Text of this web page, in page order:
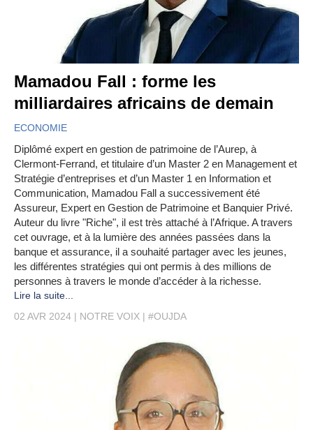
Mamadou Fall : forme les
milliardaires africains de demain
ECONOMIE
Diplômé expert en gestion de patrimoine de l’Aurep, à
Clermont-Ferrand, et titulaire d’un Master 2 en Management et
Stratégie d’entreprises et d’un Master 1 en Information et
Communication, Mamadou Fall a successivement été
Assureur, Expert en Gestion de Patrimoine et Banquier Privé.
Auteur du livre "Riche", il est très attaché à l’Afrique. A travers
cet ouvrage, et à la lumière des années passées dans la
banque et assurance, il a souhaité partager avec les jeunes,
les différentes stratégies qui ont permis à des millions de
personnes à travers le monde d’accéder à la richesse.
Lire la suite...
02 AVR 2024
NOTRE VOIX #OUJDA